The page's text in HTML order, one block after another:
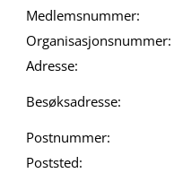
Medlemsnummer:
Organisasjonsnummer:
Adresse:
Besøksadresse:
Postnummer:
Poststed: